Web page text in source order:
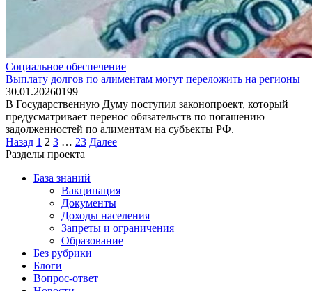
Социальное обеспечение
Выплату долгов по алиментам могут переложить на регионы
30.01.20260199
В Государственную Думу поступил законопроект, который
предусматривает перенос обязательств по погашению
задолженностей по алиментам на субъекты РФ.
Пагинация
записей
Назад 1 2 3 … 23 Далее
Разделы проекта
База знаний
Вакцинация
Документы
Доходы населения
Запреты и ограничения
Образование
Без рубрики
Блоги
Вопрос-ответ